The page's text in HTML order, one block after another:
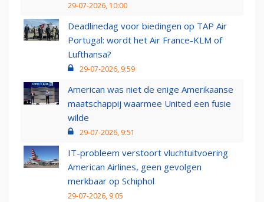
29-07-2026, 10:00
Deadlinedag voor biedingen op TAP Air
Portugal: wordt het Air France-KLM of
Lufthansa?
29-07-2026, 9:59
American was niet de enige Amerikaanse
maatschappij waarmee United een fusie
wilde
29-07-2026, 9:51
IT-probleem verstoort vluchtuitvoering
American Airlines, geen gevolgen
merkbaar op Schiphol
29-07-2026, 9:05